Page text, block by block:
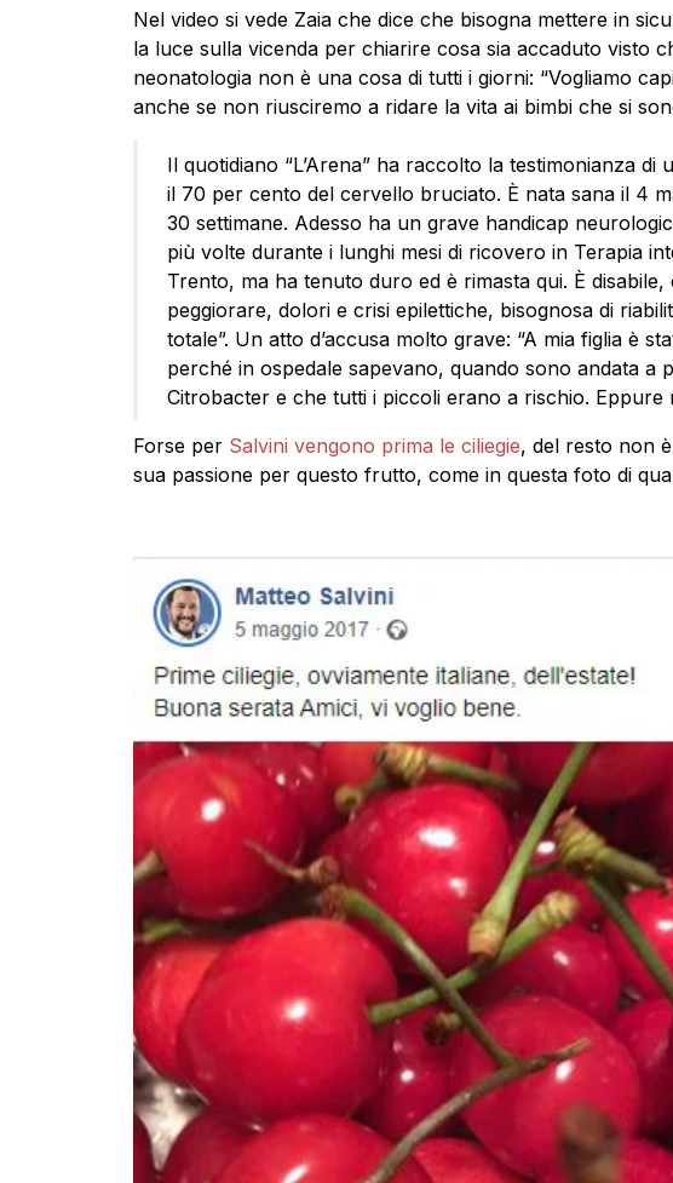
Nel video si vede Zaia che dice che bisogna mettere in
la luce sulla vicenda per chiarire cosa sia accaduto visto
neonatologia non è una cosa di tutti i giorni: “Vogliamo
anche se non riusciremo a ridare la vita ai bimbi che si
Il quotidiano “L’Arena” ha raccolto la testimonianza di
il 70 per cento del cervello bruciato. È nata sana il 4
30 settimane. Adesso ha un grave handicap
più volte durante i lunghi mesi di ricovero in Terapia
Trento, ma ha tenuto duro ed è rimasta qui. È
peggiorare, dolori e crisi epilettiche, bisognosa di
totale”. Un atto d’accusa molto grave: “A mia figlia è
perché in ospedale sapevano, quando sono andata a
Citrobacter e che tutti i piccoli erano a rischio. Eppure
Forse per Salvini vengono prima le ciliegie, del resto non
sua passione per questo frutto, come in questa foto di